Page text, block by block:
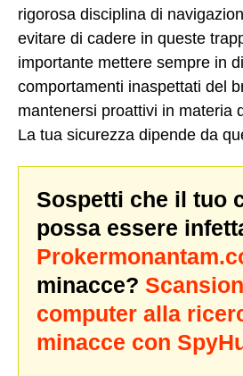
rigorosa disciplina di
evitare di cadere in queste
importante mettere sempre in
comportamenti inaspettati del
mantenersi proattivi in materia
La tua sicurezza dipende da
Sospetti che il tuo
possa essere
minacce?
computer alla
minacce con